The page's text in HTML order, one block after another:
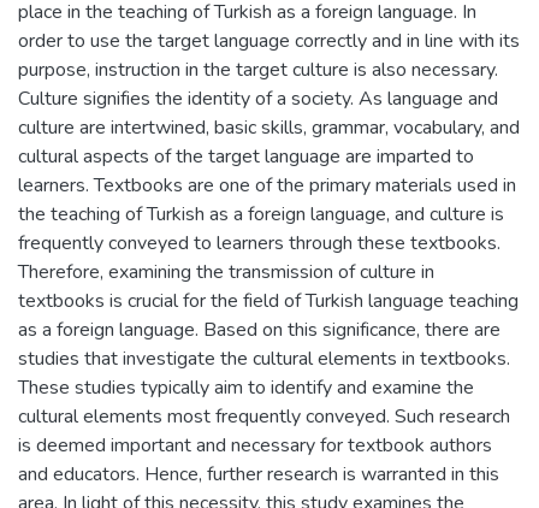
place in the teaching of Turkish as a foreign language. In
order to use the target language correctly and in line with its
purpose, instruction in the target culture is also necessary.
Culture signifies the identity of a society. As language and
culture are intertwined, basic skills, grammar, vocabulary, and
cultural aspects of the target language are imparted to
learners. Textbooks are one of the primary materials used in
the teaching of Turkish as a foreign language, and culture is
frequently conveyed to learners through these textbooks.
Therefore, examining the transmission of culture in
textbooks is crucial for the field of Turkish language teaching
as a foreign language. Based on this significance, there are
studies that investigate the cultural elements in textbooks.
These studies typically aim to identify and examine the
cultural elements most frequently conveyed. Such research
is deemed important and necessary for textbook authors
and educators. Hence, further research is warranted in this